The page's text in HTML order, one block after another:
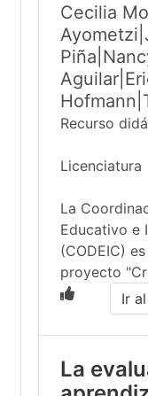
Cecilia
Recurso
Licenciatura
La
Educativo e
(CODEIC)
proyecto
Ir
La